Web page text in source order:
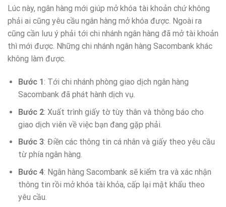
Lúc này, ngân hàng mới giúp mở khóa tài khoản chứ không
phải ai cũng yêu cầu ngân hàng mở khóa được. Ngoài ra
cũng cần lưu ý phải tới chi nhánh ngân hàng đã mở tài khoản
thì mới được. Những chi nhánh ngân hàng Sacombank khác
không làm được.
Bước 1: Tới chi nhánh phòng giao dịch ngân hàng
Sacombank đã phát hành dịch vụ.
Bước 2: Xuất trình giấy tờ tùy thân và thông báo cho
giao dịch viên về việc bạn đang gặp phải.
Bước 3: Điền các thông tin cá nhân và giấy theo yêu cầu
từ phía ngân hàng.
Bước 4: Ngân hàng Sacombank sẽ kiểm tra và xác nhận
thông tin rồi mở khóa tài khỏa, cấp lại mật khẩu theo
yêu cầu.